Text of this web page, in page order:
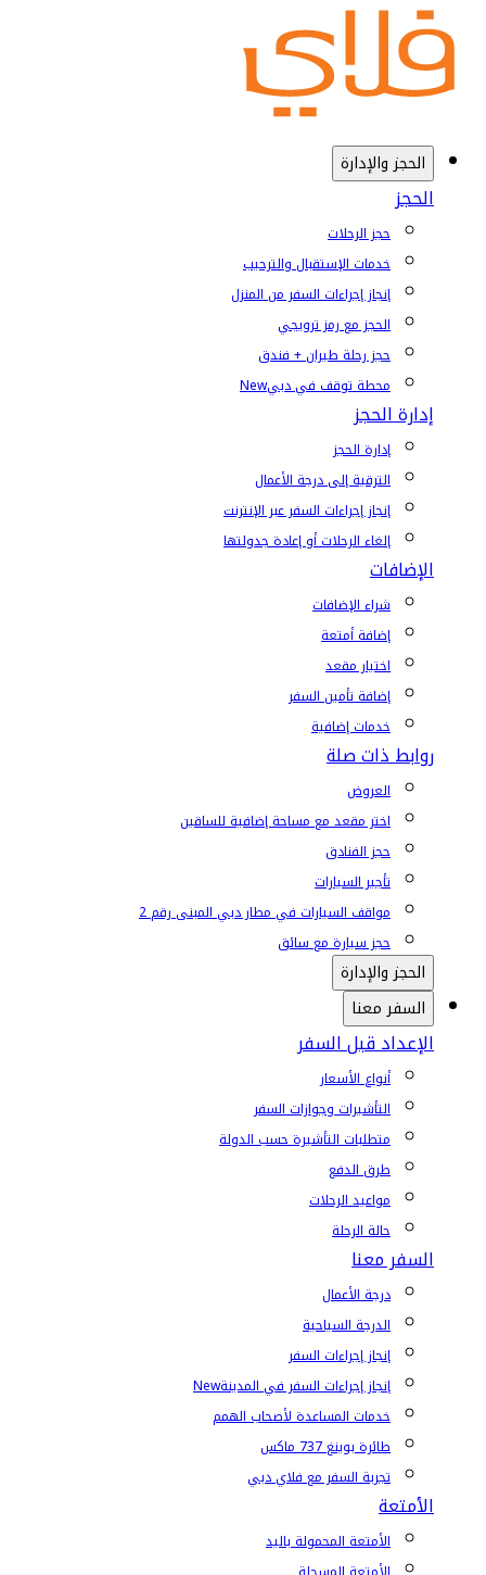
الحجز والإدارة
الحجز
حجز الرحلات
خدمات الإستقبال والترحيب
إنجاز إجراءات السفر من المنزل
الحجز مع رمز ترويجي
حجز رحلة طيران + فندق
محطة توقف في دبيNew
إدارة الحجز
إدارة الحجز
الترقية إلى درجة الأعمال
إنجاز إجراءات السفر عبر الإنترنت
إلغاء الرحلات أو إعادة جدولتها
الإضافات
شراء الإضافات
إضافة أمتعة
اختيار مقعد
إضافة تأمين السفر
خدمات إضافية
روابط ذات صلة
العروض
اختر مقعد مع مساحة إضافية للساقين
حجز الفنادق
تأجير السيارات
مواقف السيارات في مطار دبي المبنى رقم 2
حجز سيارة مع سائق
الحجز والإدارة
السفر معنا
الإعداد قبل السفر
أنواع الأسعار
التأشيرات وجوازات السفر
متطلبات التأشيرة حسب الدولة
طرق الدفع
مواعيد الرحلات
حالة الرحلة
السفر معنا
درجة الأعمال
الدرجة السياحية
إنجاز إجراءات السفر
إنجاز إجراءات السفر في المدينةNew
خدمات المساعدة لأصحاب الهمم
طائرة بوينغ 737 ماكس
تجربة السفر مع فلاي دبي
الأمتعة
الأمتعة المحمولة باليد